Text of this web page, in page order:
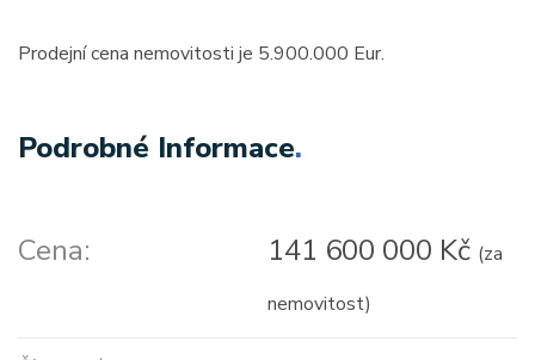
Prodejní cena nemovitosti je 5.900.000 Eur.
Podrobné Informace.
Cena: 141 600 000 Kč (za
nemovitost)